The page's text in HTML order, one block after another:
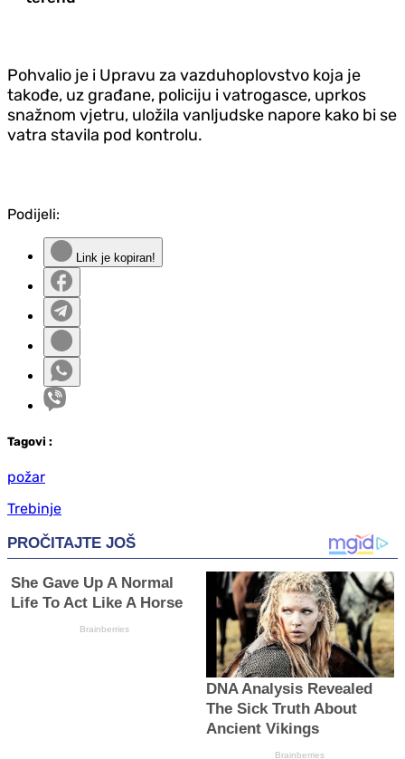
Pohvalio je i Upravu za vazduhoplovstvo koja je
takođe, uz građane, policiju i vatrogasce, uprkos
snažnom vjetru, uložila vanljudske napore kako bi se
vatra stavila pod kontrolu.
Podijeli:
Link je kopiran!
Tagovi :
požar
Trebinje